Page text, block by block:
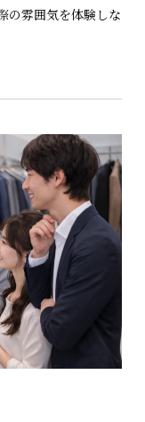
の雰囲気を体験しな